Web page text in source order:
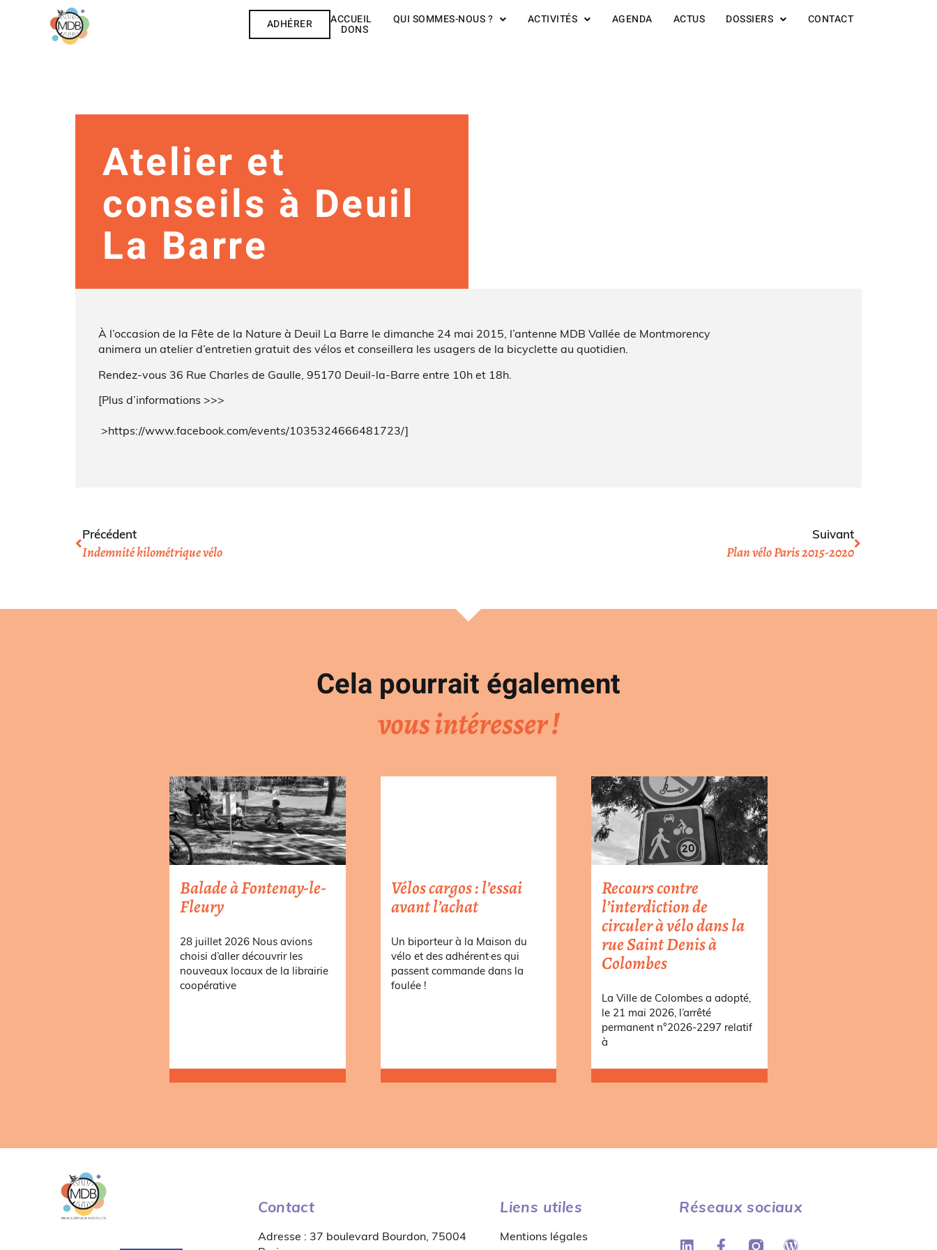
ADHÉRER ACCUEIL QUI SOMMES-NOUS ? ACTIVITÉS AGENDA ACTUS DOSSIERS CONTACT
DONS
Atelier et
conseils à Deuil
La Barre
À l’occasion de la Fête de la Nature à Deuil La Barre le dimanche 24 mai 2015, l’antenne MDB Vallée de Montmorency
animera un atelier d’entretien gratuit des vélos et conseillera les usagers de la bicyclette au quotidien.
Rendez-vous 36 Rue Charles de Gaulle, 95170 Deuil-la-Barre entre 10h et 18h.
[Plus d’informations >>>
>https://www.facebook.com/events/1035324666481723/]
Précédent
Indemnité kilométrique vélo
Suivant
Plan vélo Paris 2015-2020
Cela pourrait également
vous intéresser !
Balade à Fontenay-le-
Fleury
28 juillet 2026 Nous avions
choisi d’aller découvrir les
nouveaux locaux de la librairie
coopérative
Vélos cargos : l’essai
avant l’achat
Un biporteur à la Maison du
vélo et des adhérent·es qui
passent commande dans la
foulée !
Recours contre
l’interdiction de
circuler à vélo dans la
rue Saint Denis à
Colombes
La Ville de Colombes a adopté,
le 21 mai 2026, l’arrêté
permanent n°2026-2297 relatif
à
Contact
Adresse : 37 boulevard Bourdon, 75004
Liens utiles
Mentions légales
Réseaux sociaux